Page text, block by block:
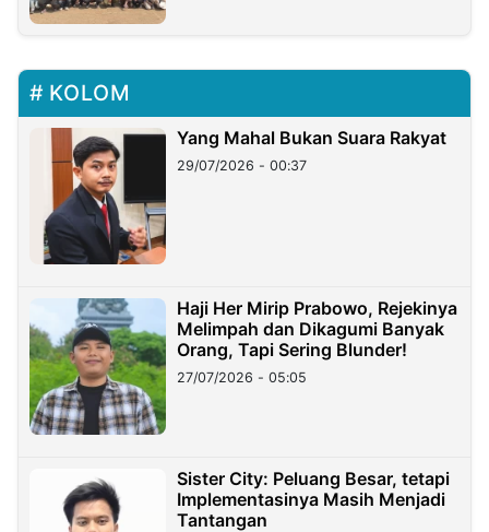
KOLOM
Yang Mahal Bukan Suara Rakyat
29/07/2026 - 00:37
Haji Her Mirip Prabowo, Rejekinya
Melimpah dan Dikagumi Banyak
Orang, Tapi Sering Blunder!
27/07/2026 - 05:05
Sister City: Peluang Besar, tetapi
Implementasinya Masih Menjadi
Tantangan